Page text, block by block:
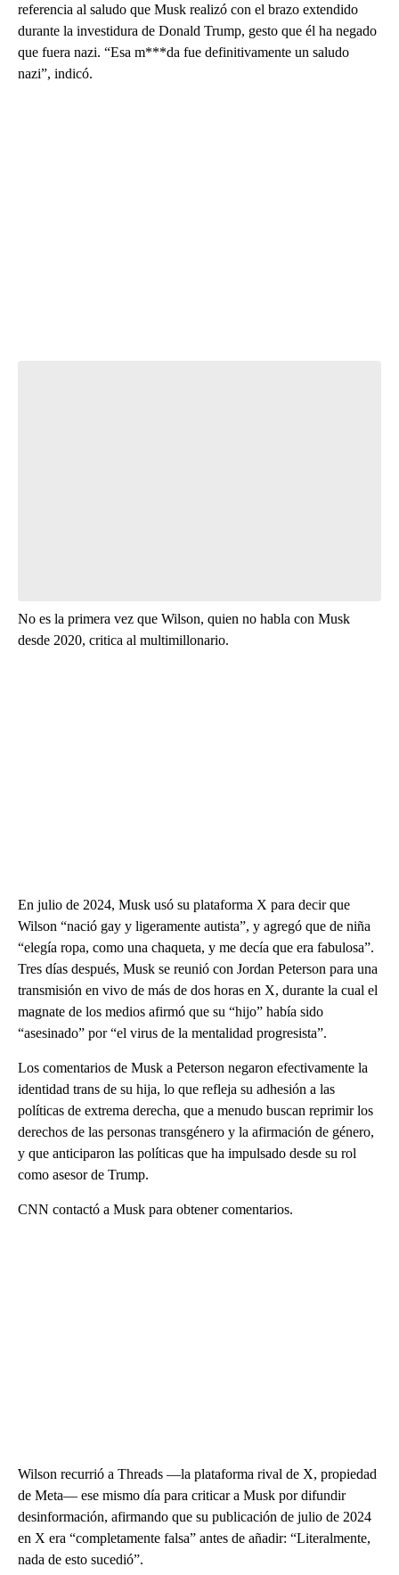
referencia al saludo que Musk realizó con el brazo extendido
durante la investidura de Donald Trump, gesto que él ha negado
que fuera nazi. “Esa m***da fue definitivamente un saludo
nazi”, indicó.
No es la primera vez que Wilson, quien no habla con Musk
desde 2020, critica al multimillonario.
En julio de 2024, Musk usó su plataforma X para decir que
Wilson “nació gay y ligeramente autista”, y agregó que de niña
“elegía ropa, como una chaqueta, y me decía que era fabulosa”.
Tres días después, Musk se reunió con Jordan Peterson para una
transmisión en vivo de más de dos horas en X, durante la cual el
magnate de los medios afirmó que su “hijo” había sido
“asesinado” por “el virus de la mentalidad progresista”.
Los comentarios de Musk a Peterson negaron efectivamente la
identidad trans de su hija, lo que refleja su adhesión a las
políticas de extrema derecha, que a menudo buscan reprimir los
derechos de las personas transgénero y la afirmación de género,
y que anticiparon las políticas que ha impulsado desde su rol
como asesor de Trump.
CNN contactó a Musk para obtener comentarios.
Wilson recurrió a Threads —la plataforma rival de X, propiedad
de Meta— ese mismo día para criticar a Musk por difundir
desinformación, afirmando que su publicación de julio de 2024
en X era “completamente falsa” antes de añadir: “Literalmente,
nada de esto sucedió”.